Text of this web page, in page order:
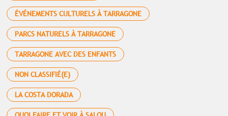
ÉVÉNEMENTS CULTURELS À TARRAGONE
PARCS NATURELS À TARRAGONE
TARRAGONE AVEC DES ENFANTS
NON CLASSIFIÉ(E)
LA COSTA DORADA